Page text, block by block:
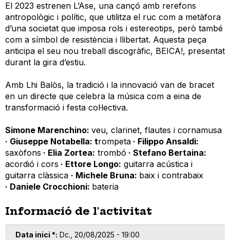
El 2023 estrenen L’Ase, una cançó amb rerefons
antropològic i polític, que utilitza el ruc com a metàfora
d’una societat que imposa rols i estereotips, però també
com a símbol de resistència i llibertat. Aquesta peça
anticipa el seu nou treball discogràfic, BEICA!, presentat
durant la gira d’estiu.
Amb Lhi Balòs, la tradició i la innovació van de bracet
en un directe que celebra la música com a eina de
transformació i festa col·lectiva.
Simone Marenchino: veu, clarinet, flautes i cornamusa
· Giuseppe Notabella: trompeta · Filippo Ansaldi:
saxòfons · Elia Zortea: trombó · Stefano Bertaina:
acordió i cors · Ettore Longo: guitarra acústica i
guitarra clàssica · Michele Bruna: baix i contrabaix
· Daniele Crocchioni: bateria
Informació de l'activitat
Data inici * Dc., 20/08/2025 - 19:00